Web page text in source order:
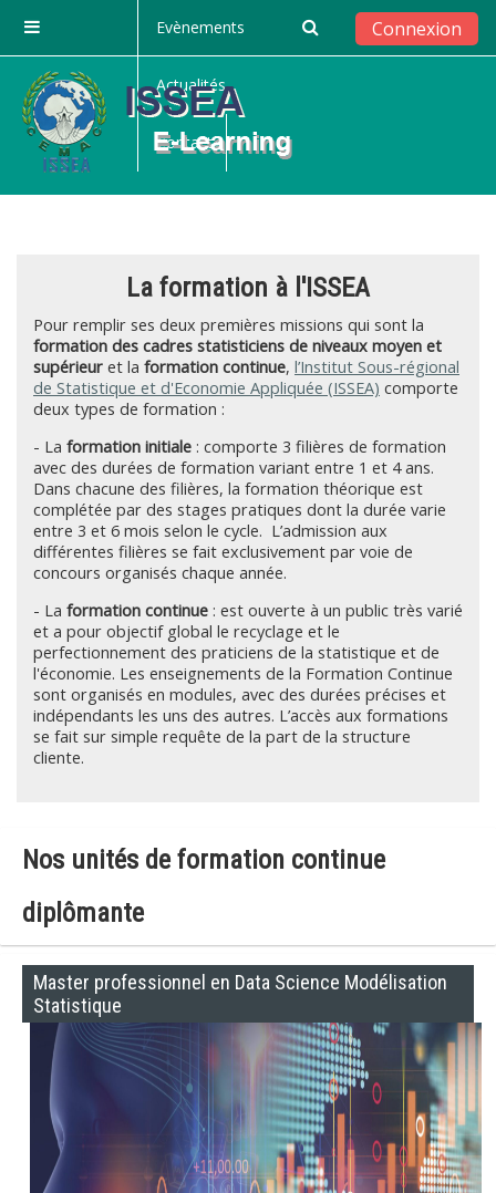
Panneau latéral
Evènements
Actualités
Contact
Connexion
La formation à l'ISSEA
Pour remplir ses deux premières missions qui sont la
formation des cadres statisticiens de niveaux moyen et
supérieur et la formation continue, l’Institut Sous-régional
de Statistique et d'Economie Appliquée (ISSEA) comporte
deux types de formation :
- La formation initiale : comporte 3 filières de formation
avec des durées de formation variant entre 1 et 4 ans.
Dans chacune des filières, la formation théorique est
complétée par des stages pratiques dont la durée varie
entre 3 et 6 mois selon le cycle. L’admission aux
différentes filières se fait exclusivement par voie de
concours organisés chaque année.
- La formation continue : est ouverte à un public très varié
et a pour objectif global le recyclage et le
perfectionnement des praticiens de la statistique et de
l'économie. Les enseignements de la Formation Continue
sont organisés en modules, avec des durées précises et
indépendants les uns des autres. L’accès aux formations
se fait sur simple requête de la part de la structure
cliente.
Nos unités de formation continue
diplômante
Master professionnel en Data Science Modélisation
Statistique